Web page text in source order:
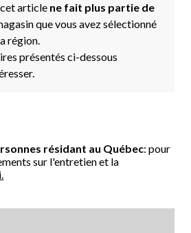
article ne fait plus partie de
que vous avez sélectionné
région.
présentés ci-dessous
résidant au Québec: pour
sur l'entretien et la